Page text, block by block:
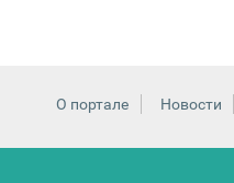
О портале Новости